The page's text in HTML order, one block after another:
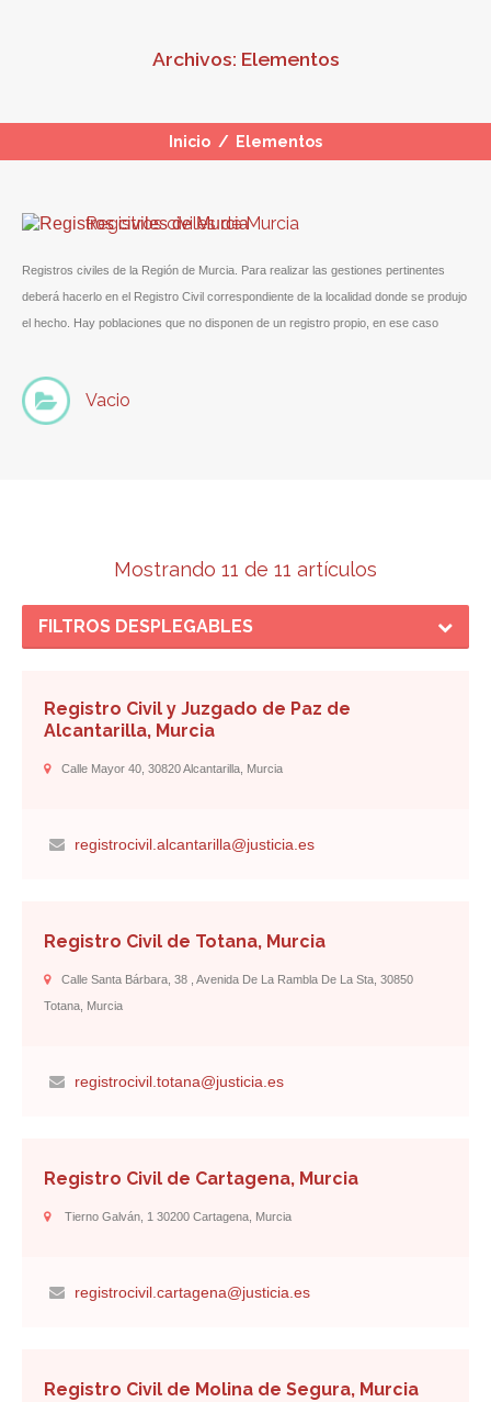
Archivos: Elementos
Inicio / Elementos
Registros civiles de Murcia
Registros civiles de la Región de Murcia. Para realizar las gestiones pertinentes
deberá hacerlo en el Registro Civil correspondiente de la localidad donde se produjo
el hecho. Hay poblaciones que no disponen de un registro propio, en ese caso
Vacio
Mostrando 11 de 11 artículos
FILTROS DESPLEGABLES
Registro Civil y Juzgado de Paz de
Alcantarilla, Murcia
Calle Mayor 40, 30820 Alcantarilla, Murcia
registrocivil.alcantarilla@justicia.es
Registro Civil de Totana, Murcia
Calle Santa Bárbara, 38 , Avenida De La Rambla De La Sta, 30850
Totana, Murcia
registrocivil.totana@justicia.es
Registro Civil de Cartagena, Murcia
Tierno Galván, 1 30200 Cartagena, Murcia
registrocivil.cartagena@justicia.es
Registro Civil de Molina de Segura, Murcia